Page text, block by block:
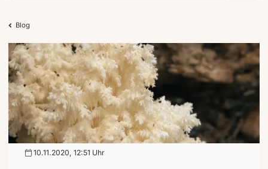
Blog
10.11.2020, 12:51 Uhr